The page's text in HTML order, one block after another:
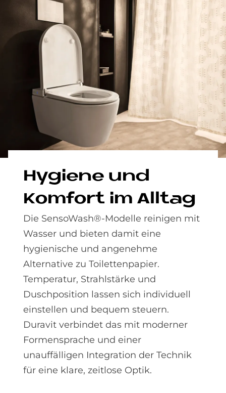
Hy­gie­ne und
Kom­fort im All­tag
Die SensoWash®-Modelle reinigen mit
Wasser und bieten damit eine
hygienische und angenehme
Alternative zu Toilettenpapier.
Temperatur, Strahlstärke und
Duschposition lassen sich individuell
einstellen und bequem steuern.
Duravit verbindet das mit moderner
Formensprache und einer
unauffälligen Integration der Technik
für eine klare, zeitlose Optik.